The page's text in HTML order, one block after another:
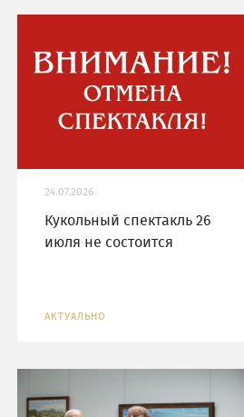
24.07.2026
Кукольный спектакль 26
июля не состоится
АКТУАЛЬНО